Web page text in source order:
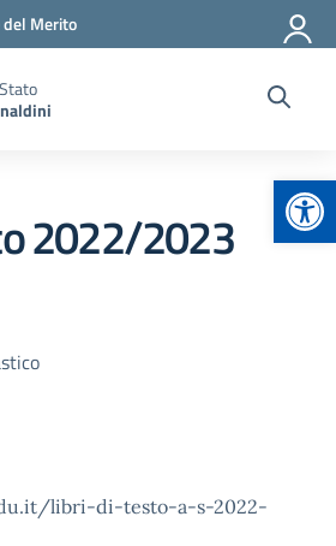
Merito
2022/2023
libri-di-testo-a-s-2022-